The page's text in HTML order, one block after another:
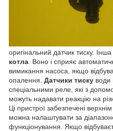
оригінальний датчик тиску.
котла . Воно і сприяє
вимикання насоса, якщо
опалення. Датчики тиску води
спеціальними реле, які з
можуть надавати реакцію на
Ці пристрої забезпечені
можна налаштувати за
функціонування. Якщо